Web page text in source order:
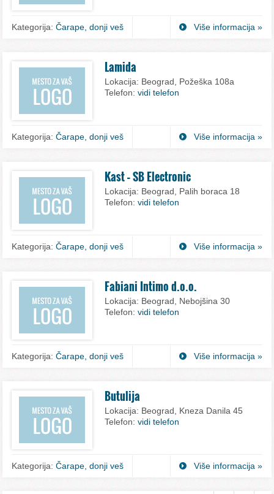
Kategorija:Čarape, donji veš Više informacija »
Lamida
Lokacija: Beograd, Požeška 108a
Telefon:vidi telefon
Kategorija:Čarape, donji veš Više informacija »
Kast – SB Electronic
Lokacija: Beograd, Palih boraca 18
Telefon:vidi telefon
Kategorija:Čarape, donji veš Više informacija »
Fabiani Intimo d.o.o.
Lokacija: Beograd, Nebojšina 30
Telefon:vidi telefon
Kategorija:Čarape, donji veš Više informacija »
Butulija
Lokacija: Beograd, Kneza Danila 45
Telefon:vidi telefon
Kategorija:Čarape, donji veš Više informacija »